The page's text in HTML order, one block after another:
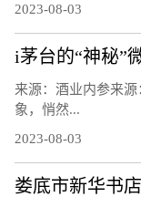
2023-08-03
i茅台的“神秘”
来源：酒业内参来
象，悄然...
2023-08-03